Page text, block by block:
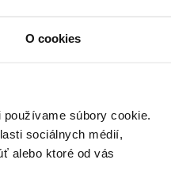
O cookies
súbory cookie.
sociálnych médií,
alebo ktoré od vás